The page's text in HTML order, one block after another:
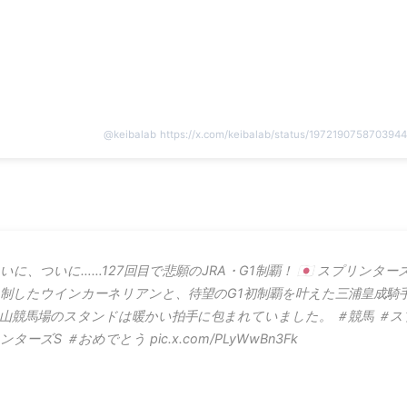
@keibalab https://x.com/keibalab/status/
に、ついに……127回目で悲願のJRA・G1制覇！ 🇯🇵 スプリンター
したウインカーネリアンと、待望のG1初制覇を叶えた三浦皇成騎手
競馬場のスタンドは暖かい拍手に包まれていました。 ＃競馬 ＃ス
ンターズS ＃おめでとう pic.x.com/PLyWwBn3Fk